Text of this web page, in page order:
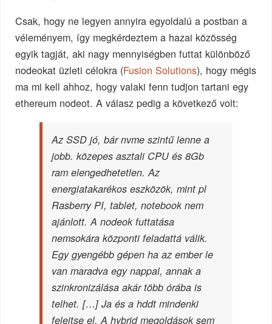
Csak, hogy ne legyen annyira egyoldalú a postban a
véleményem, így megkérdeztem a hazai közösség
egyik tagját, aki nagy mennyiségben futtat különböző
nodeokat üzleti célokra (Fusion Solutions), hogy mégis
ma mi kell ahhoz, hogy valaki fenn tudjon tartani egy
ethereum nodeot. A válasz pedig a következő volt:
Az SSD jó, bár nvme szintű lenne a
jobb. közepes asztali CPU és 8Gb
ram elengedhetetlen. Az
energiatakarékos eszközök, mint pl
Rasberry PI, tablet, notebook nem
ajánlott. A nodeok futtatása
nemsokára központi feladattá válik.
Egy gyengébb gépen ha az ember le
van maradva egy nappal, annak a
szinkronizálása akár több órába is
telhet. […] Ja és a hddt mindenki
felejtse el. A hybrid megoldások sem